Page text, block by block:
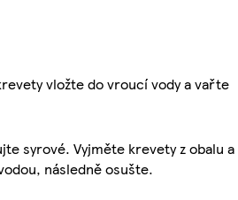
vložte do vroucí vody a vařte
syrové. Vyjměte krevety z obalu a
následně osušte.